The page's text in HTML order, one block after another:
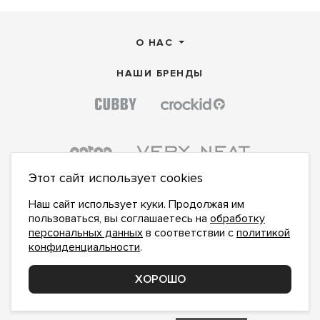
О НАС
НАШИ БРЕНДЫ
ПОДПИСАТЬСЯ НА НОВОСТИ:
сполитикой конфиденциальностиознакомлен и
Этот сайт использует cookies
Наш сайт использует куки. Продолжая им
пользоваться, вы соглашаетесь на обработку
персональных данных в соответствии с политикой
конфиденциальности.
ХОРОШО